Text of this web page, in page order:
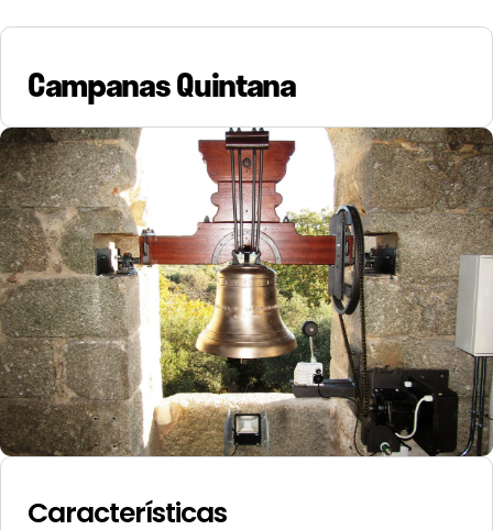
Campanas Quintana
Características